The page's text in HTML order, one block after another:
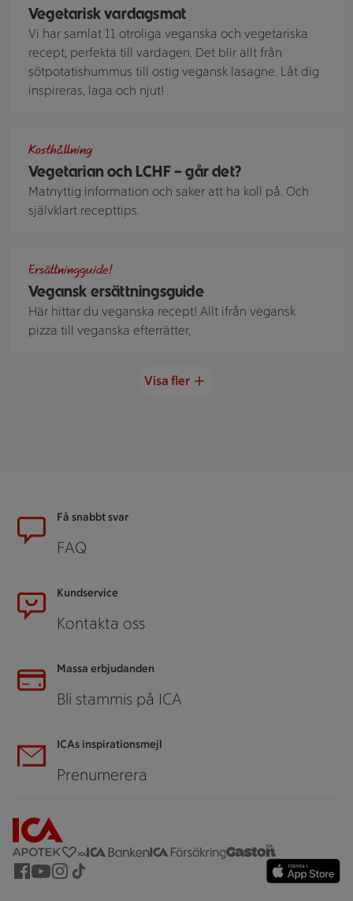
Vegetarisk vardagsmat
Vi har samlat 11 otroliga veganska och vegetariska
recept, perfekta till vardagen. Det blir allt från
sötpotatishummus till ostig vegansk lasagne. Låt dig
inspireras, laga och njut!
Vegetarian och LCHF – går det?
Kosthållning
Matnyttig information och saker att ha koll på. Och
självklart recepttips.
Vegansk ersättningsguide
Ersättningguide!
Här hittar du veganska recept! Allt ifrån vegansk
pizza till veganska efterrätter,
Visa fler
SidfotFå snabbt svar
FAQ
Kundservice
Kontakta oss
Massa erbjudanden
Bli stammis på ICA
ICAs inspirationsmejl
Prenumerera